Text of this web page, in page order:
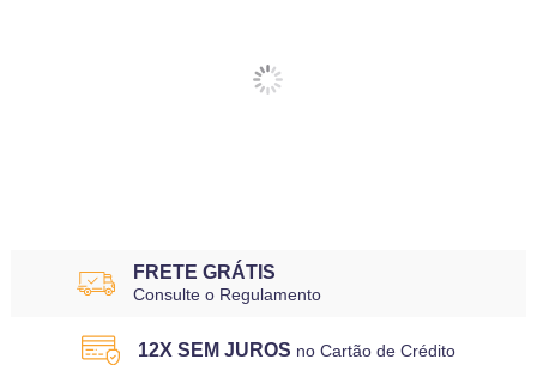
FRETE GRÁTIS
Consulte o Regulamento
12X SEM JUROS no Cartão de Crédito